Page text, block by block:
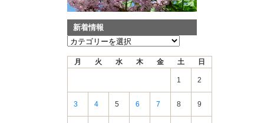
新着情報
新
月 火 水 木 金 土 日
1 2
3 4 5 6 7 8 9